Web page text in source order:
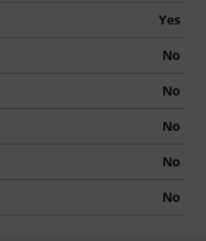
Yes
No
No
No
No
No